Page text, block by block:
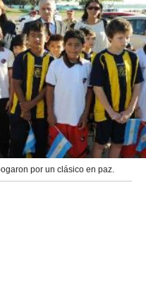
por un clásico en paz.